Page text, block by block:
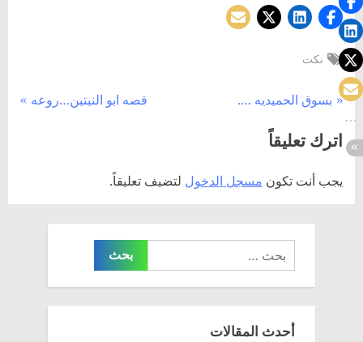
Tags:
نكت
تصفّح
المقالات
P
e
i
بسوق الحميديه ….
N
P
قصه ابو النيتين…روعه
اترك تعليقاً
يجب أنت تكون مسجل الدخول لتضيف تعليقاً.
البحث
عن:
أحدث المقالات